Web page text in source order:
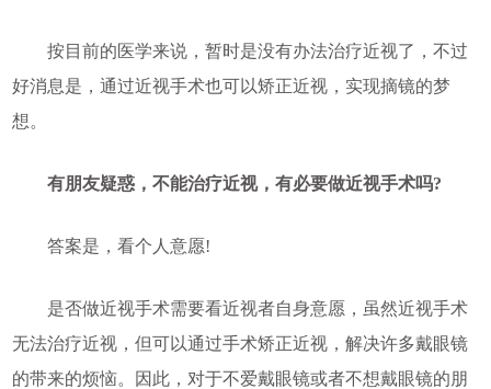
按目前的医学来说，暂时是没有办法治疗近视了，不过
好消息是，通过近视手术也可以矫正近视，实现摘镜的梦
想。
有朋友疑惑，不能治疗近视，有必要做近视手术吗?
答案是，看个人意愿!
是否做近视手术需要看近视者自身意愿，虽然近视手术
无法治疗近视，但可以通过手术矫正近视，解决许多戴眼镜
的带来的烦恼。因此，对于不爱戴眼镜或者不想戴眼镜的朋